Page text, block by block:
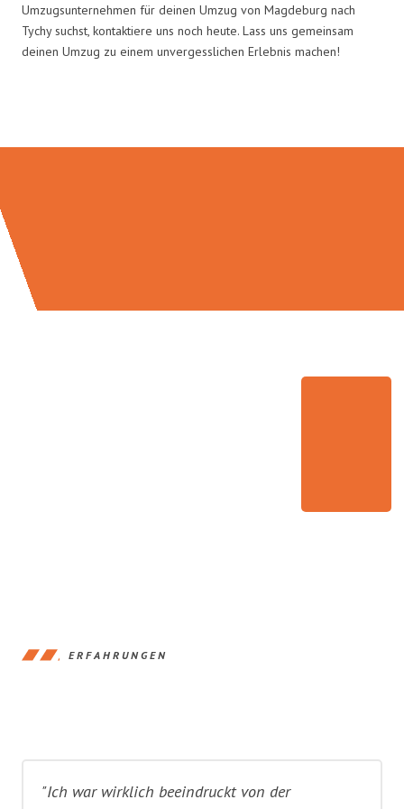
Umzugsunternehmen für deinen Umzug von Magdeburg nach
Tychy suchst, kontaktiere uns noch heute. Lass uns gemeinsam
deinen Umzug zu einem unvergesslichen Erlebnis machen!
ERFAHRUNGEN
"Ich war wirklich beeindruckt von der